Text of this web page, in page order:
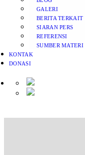
GALERI
BERITA TERKAIT
SIARAN PERS
REFERENSI
SUMBER MATERI
KONTAK
DONASI